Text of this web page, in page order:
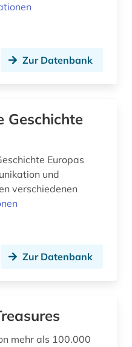
kirchengeschichte 500-1500 (1)
Zur Datenbank
Geschichte
Europas
und
verschiedenen
Zur Datenbank
mehr als 100.000